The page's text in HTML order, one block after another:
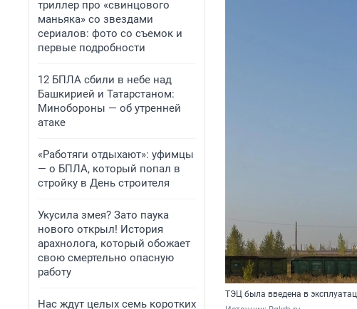
триллер про «свинцового
маньяка» со звездами
сериалов: фото со съемок и
первые подробности
12 БПЛА сбили в небе над
Башкирией и Татарстаном:
Минобороны — об утренней
атаке
«Работяги отдыхают»: уфимцы
— о БПЛА, который попал в
стройку в День строителя
Укусила змея? Зато паука
нового открыл! История
арахнолога, который обожает
свою смертельно опасную
работу
Нас ждут целых семь коротких
ТЭЦ была введена в